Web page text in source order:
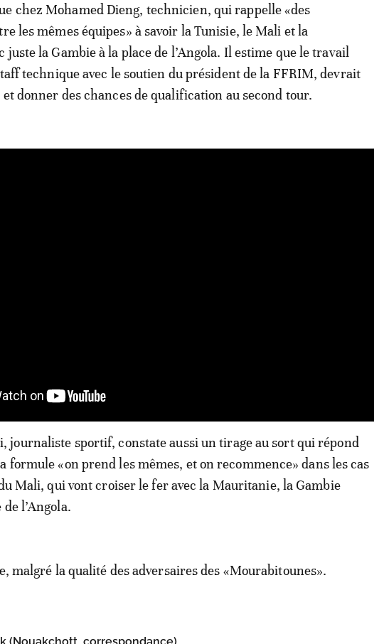
chez Mohamed Dieng, technicien, qui rappelle «des
les mêmes équipes» à savoir la Tunisie, le Mali et la
juste la Gambie à la place de l’Angola. Il estime que le travail
technique avec le soutien du président de la FFRIM, devrait
donner des chances de qualification au second tour.
journaliste sportif, constate aussi un tirage au sort qui répond
formule «on prend les mêmes, et on recommence» dans les cas
Mali, qui vont croiser le fer avec la Mauritanie, la Gambie
l’Angola.
malgré la qualité des adversaires des «Mourabitounes».
(Nouakchott, correspondance)